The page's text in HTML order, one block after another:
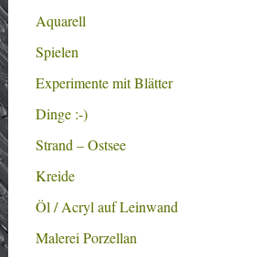
Aquarell
Spielen
Experimente mit Blätter
Dinge :-)
Strand – Ostsee
Kreide
Öl / Acryl auf Leinwand
Malerei Porzellan